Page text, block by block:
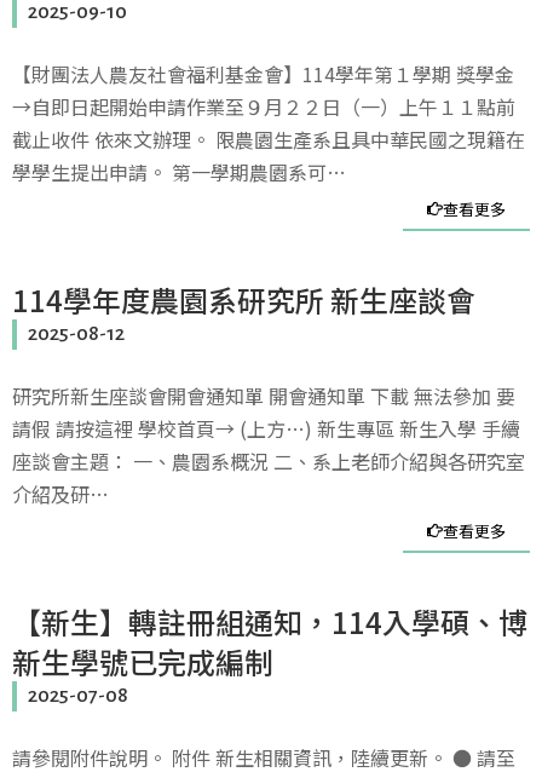
2025-09-10
【財團法人農友社會福利基金會】114學年第１學期 獎學金
→自即日起開始申請作業至９月２２日（一）上午１１點前
截止收件 依來文辦理。 限農園生產系且具中華民國之現籍在
學學生提出申請。 第一學期農園系可…
查看更多
114學年度農園系研究所 新生座談會
2025-08-12
研究所新生座談會開會通知單 開會通知單 下載 無法參加 要
請假 請按這裡 學校首頁→ (上方…) 新生專區 新生入學 手續
座談會主題： 一、農園系概況 二、系上老師介紹與各研究室
介紹及研…
查看更多
【新生】轉註冊組通知，114入學碩、博
新生學號已完成編制
2025-07-08
請參閱附件說明。 附件 新生相關資訊，陸續更新。 ● 請至